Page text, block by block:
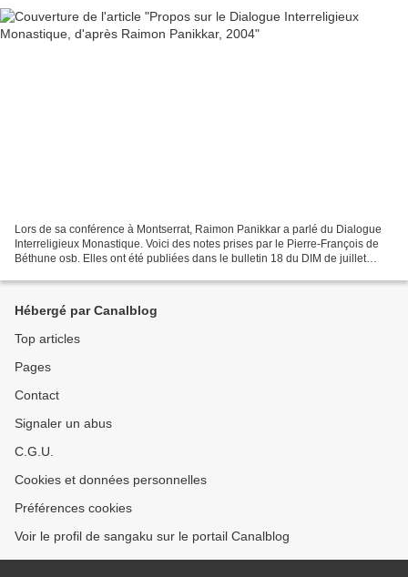
Lors de sa conférence à Montserrat, Raimon Panikkar a parlé du Dialogue
Interreligieux Monastique. Voici des notes prises par le Pierre-François de
Béthune osb. Elles ont été publiées dans le bulletin 18 du DIM de juillet
Hébergé par Canalblog
Top articles
Pages
Contact
Signaler un abus
C.G.U.
Cookies et données personnelles
Préférences cookies
Voir le profil de sangaku sur le portail Canalblog